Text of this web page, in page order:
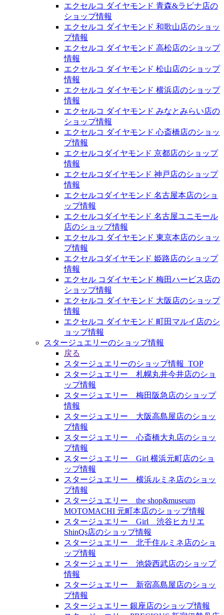
エクセルコ ダイヤモンド 青森&ラビナ店の
ショップ情報
エクセルコ ダイヤモンド 和歌山店のショッ
プ情報
エクセルコ ダイヤモンド 高松店のショップ
情報
エクセルコ ダイヤモンド 松山店のショップ
情報
エクセルコ ダイヤモンド 横浜店のショップ
情報
エクセルコ ダイヤモンド みなとみらい店の
ショップ情報
エクセルコ ダイヤモンド 心斎橋店のショッ
プ情報
エクセルコダイヤモンド 京都店のショップ
情報
エクセルコダイヤモンド 神戸店のショップ
情報
エクセルコダイヤモンド 名古屋本店のショ
ップ情報
エクセルコダイヤモンド 名古屋ユニモール
店のショップ情報
エクセルコ ダイヤモンド 東京本店のショッ
プ情報
エクセルコダイヤモンド 姫路店のショップ
情報
エクセル コダイヤモンド 梅田ハービス店の
ショップ情報
エクセルコ ダイヤモンド 大阪店のショップ
情報
エクセルコ ダイヤモンド 町田マルイ店のシ
ョップ情報
スタージュエリーのショップ情報
戻る
スタージュエリーのショップ情報_TOP
スタージュエリー 札幌丸井今井店のショ
ップ情報
スタージュエリー 梅田阪急店のショップ
情報
スタージュエリー 大阪高島屋店のショッ
プ情報
スタージュエリー 心斎橋大丸店のショッ
プ情報
スタージュエリー Girl 横浜元町店のショ
ップ情報
スタージュエリー 横浜ルミネ店のショッ
プ情報
スタージュエリー the shop&museum
MOTOMACHI 元町本店のショップ情報
スタージュエリー Girl 渋谷ヒカリエ
ShinQs店のショップ情報
スタージュエリー 北千住ルミネ店のショ
ップ情報
スタージュエリー 池袋西武店のショップ
情報
スタージュエリー 新宿高島屋店のショッ
プ情報
スタージュエリー 銀座店のショップ情報